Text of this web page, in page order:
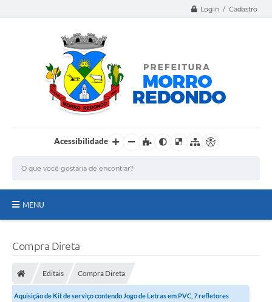
Login / Cadastro
Acessibilidade
MENU
Secretarias
Compra Direta
Editais Compra Direta
Aquisição de Kit de serviço contendo Jogo de Letras em PVC, 7 refletores